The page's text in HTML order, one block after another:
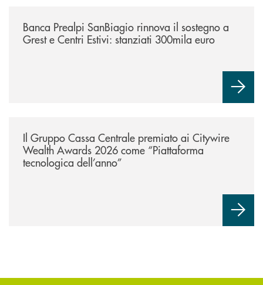
Banca Prealpi SanBiagio rinnova il sostegno a
Grest e Centri Estivi: stanziati 300mila euro
Il Gruppo Cassa Centrale premiato ai Citywire
Wealth Awards 2026 come “Piattaforma
tecnologica dell’anno”